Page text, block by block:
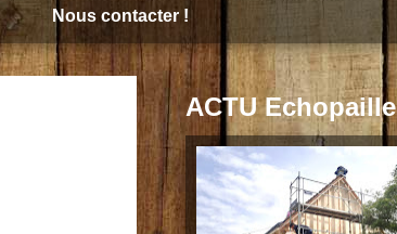
Nous contacter !
ACTU Echopaille